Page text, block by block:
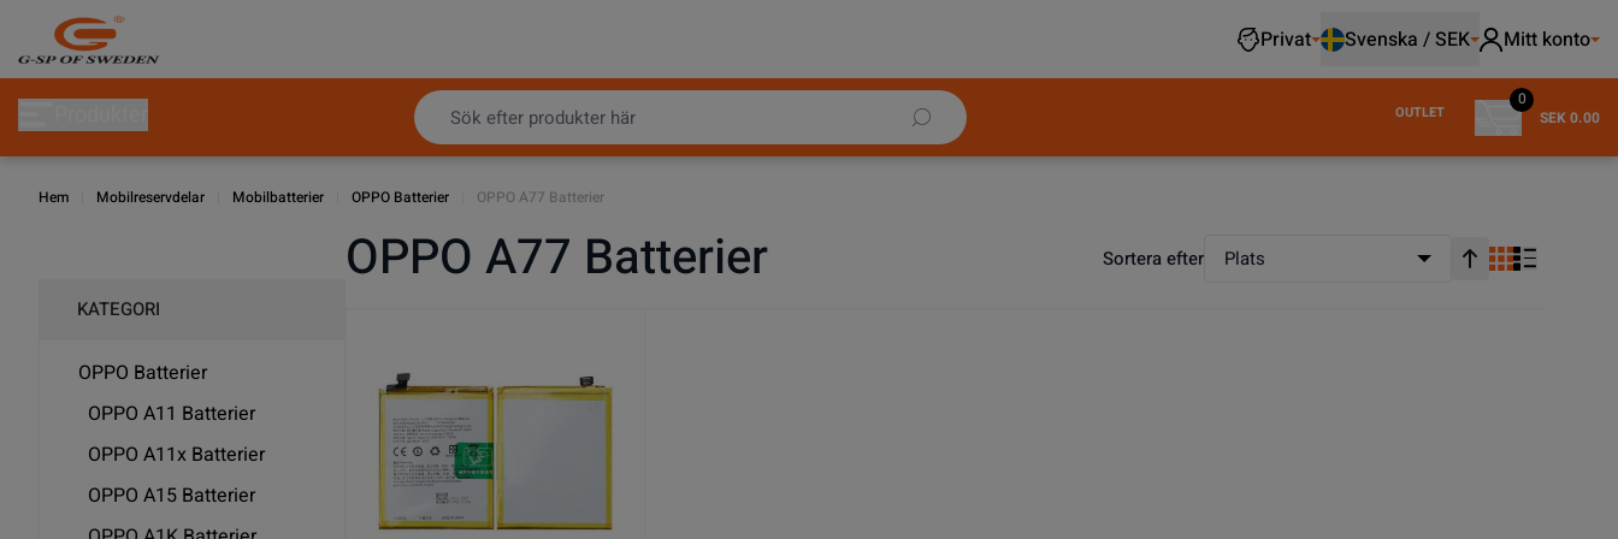
Hoppa till innehållet
Privat
Svenska / SEK Mitt konto
OUTLET
0
SEK 0.00
Hem Mobilreservdelar Mobilbatterier OPPO Batterier OPPO A77 Batterier
KATEGORI
OPPO Batterier
OPPO A11 Batterier
OPPO A11x Batterier
OPPO A15 Batterier
OPPO A77 Batterier Sortera efter Plats Stigande ordning